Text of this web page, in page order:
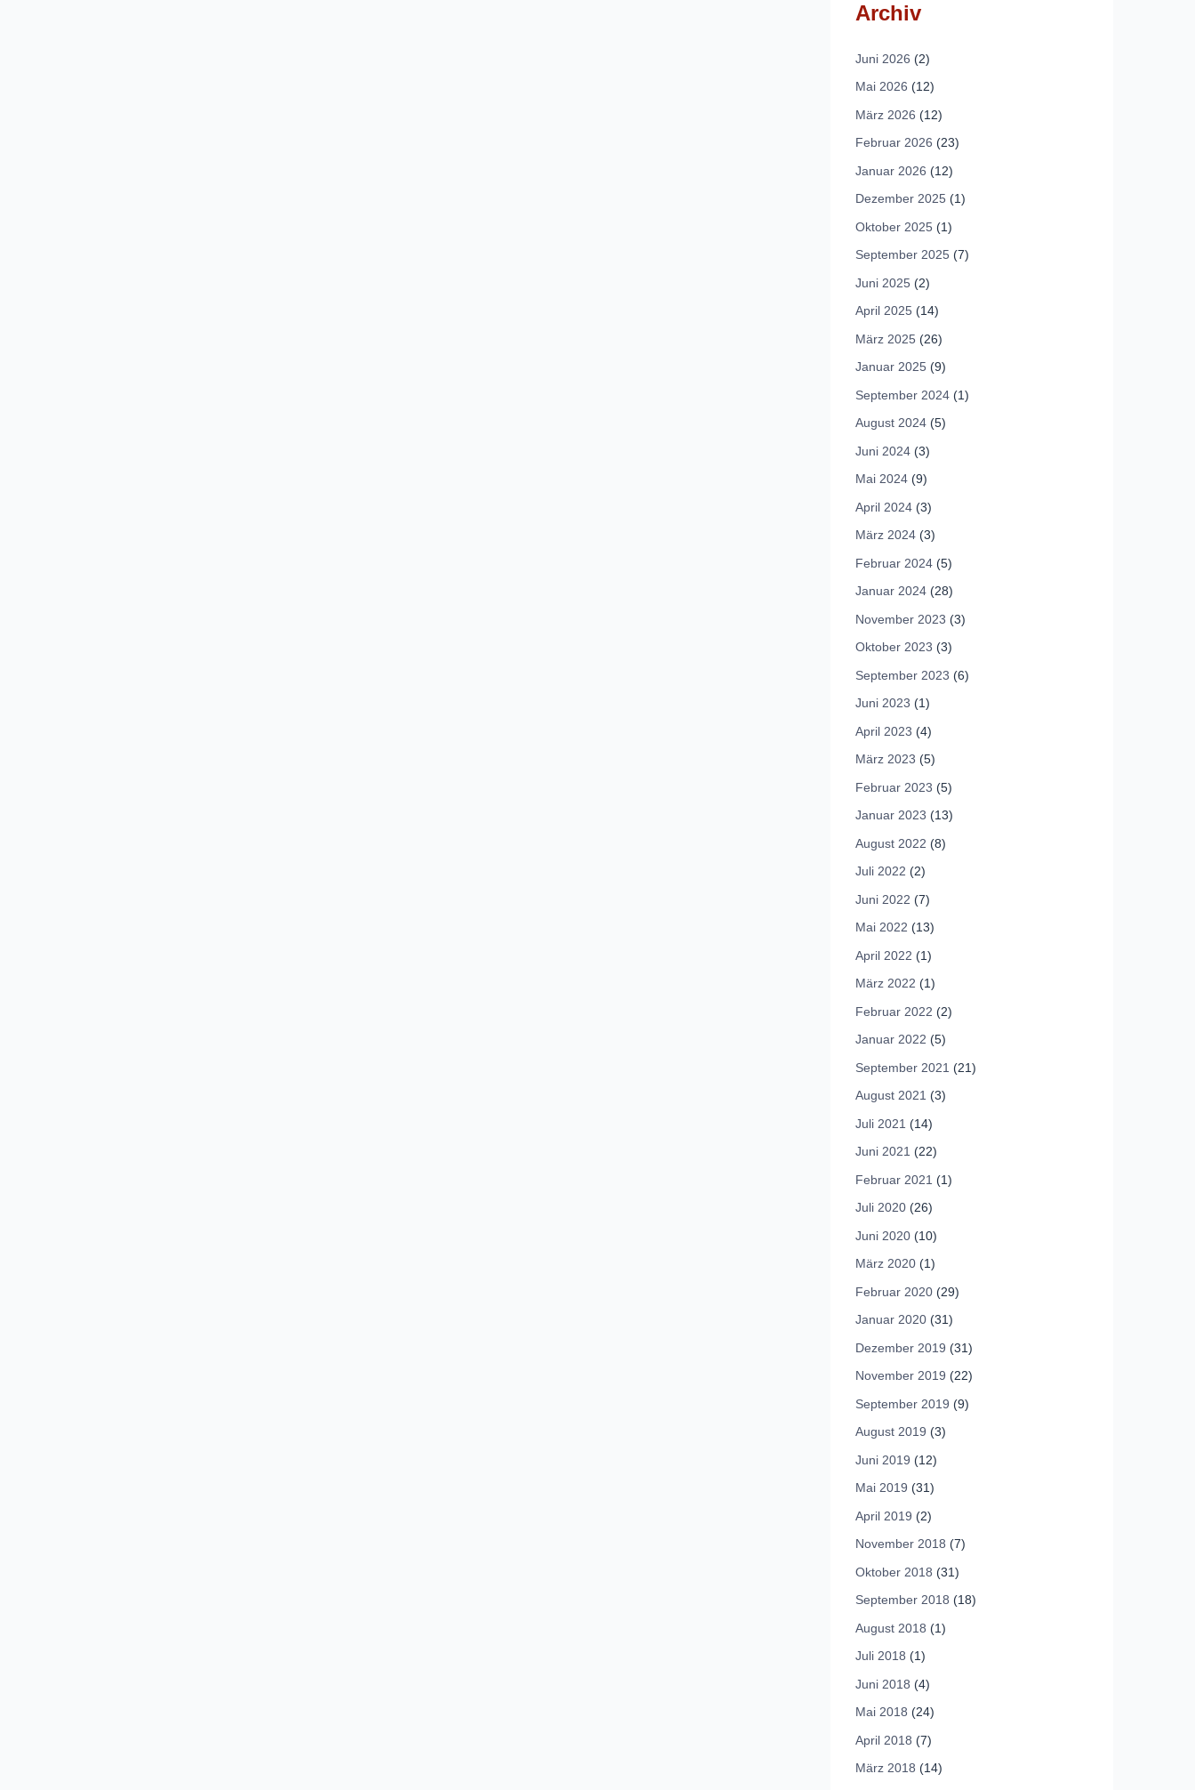
Archiv
Juni 2026 (2)
Mai 2026 (12)
März 2026 (12)
Februar 2026 (23)
Januar 2026 (12)
Dezember 2025 (1)
Oktober 2025 (1)
September 2025 (7)
Juni 2025 (2)
April 2025 (14)
März 2025 (26)
Januar 2025 (9)
September 2024 (1)
August 2024 (5)
Juni 2024 (3)
Mai 2024 (9)
April 2024 (3)
März 2024 (3)
Februar 2024 (5)
Januar 2024 (28)
November 2023 (3)
Oktober 2023 (3)
September 2023 (6)
Juni 2023 (1)
April 2023 (4)
März 2023 (5)
Februar 2023 (5)
Januar 2023 (13)
August 2022 (8)
Juli 2022 (2)
Juni 2022 (7)
Mai 2022 (13)
April 2022 (1)
März 2022 (1)
Februar 2022 (2)
Januar 2022 (5)
September 2021 (21)
August 2021 (3)
Juli 2021 (14)
Juni 2021 (22)
Februar 2021 (1)
Juli 2020 (26)
Juni 2020 (10)
März 2020 (1)
Februar 2020 (29)
Januar 2020 (31)
Dezember 2019 (31)
November 2019 (22)
September 2019 (9)
August 2019 (3)
Juni 2019 (12)
Mai 2019 (31)
April 2019 (2)
November 2018 (7)
Oktober 2018 (31)
September 2018 (18)
August 2018 (1)
Juli 2018 (1)
Juni 2018 (4)
Mai 2018 (24)
April 2018 (7)
März 2018 (14)